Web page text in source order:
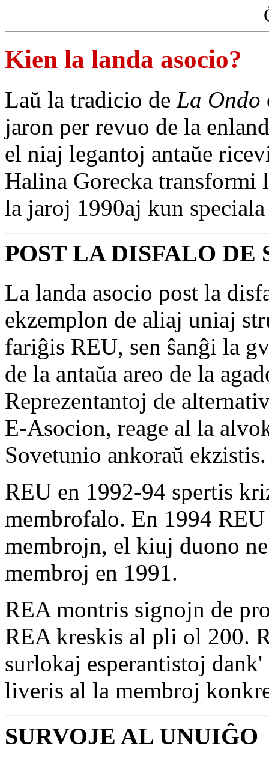
Kien la landa asocio?
Laŭ la tradicio de La Ondo
jaron per revuo de la
el niaj legantoj antaŭe
Halina Gorecka transformi
la jaroj 1990aj kun
POST LA DISFALO DE
La landa asocio post la
ekzemplon de aliaj uniaj
fariĝis REU, sen ŝanĝi la
de la antaŭa areo de la
Reprezentantoj de
E-Asocion, reage al la
Sovetunio ankoraŭ ekzistis.
REU en 1992-94 spertis
membrofalo. En 1994
membrojn, el kiuj duono
membroj en 1991.
REA montris signojn de
REA kreskis al pli ol 200.
surlokaj esperantistoj
liveris al la membroj
SURVOJE AL UNUIĜO